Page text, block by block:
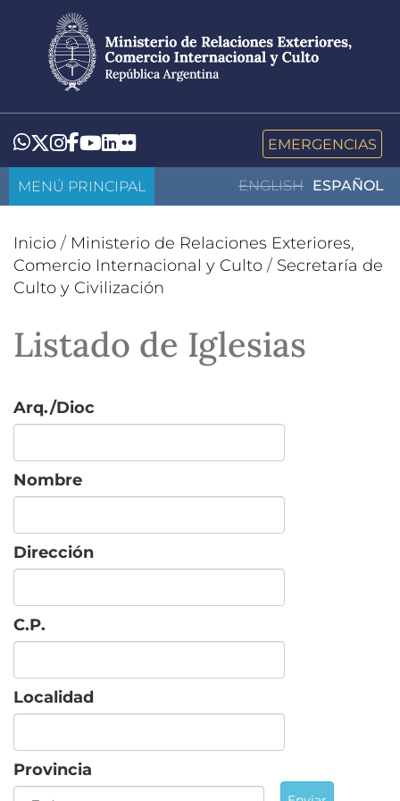
contenido
principal
Whatsapp
Twitter
Instagram
Facebook
YouTube
LinkedIn
Flickr EMERGENCIAS
ENGLISH ESPAÑOL
MENÚ PRINCIPAL
Inicio / Ministerio de Relaciones Exteriores,
Comercio Internacional y Culto / Secretaría de
Culto y Civilización
Listado de Iglesias
Arq./Dioc
Nombre
Dirección
C.P.
Localidad
Provincia